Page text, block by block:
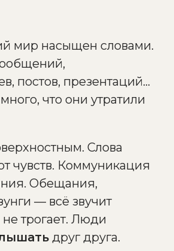
мир насыщен словами.
постов, презентаций…
что они утратили
Слова
чувств. Коммуникация
Обещания,
— всё звучит
трогает. Люди
друг друга.